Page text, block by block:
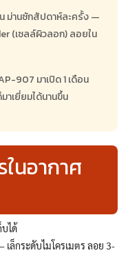
ม่านซักสัปดาห์ละครั้ง —
(เซลล์ผิวลอก) ลอยใน
907 มาเปิด 1 เดือน
าเยี่ยมได้นานขึ้น
ในอากาศ
ได้
ล็กระดับไมโครเมตร ลอย 3-